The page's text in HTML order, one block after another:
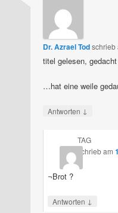
Dr. Azrael Todschrieb
titel gelesen,
…hat eine weile
Antworten ↓
TAG
schriebam
¬Brot ?
Antworten ↓